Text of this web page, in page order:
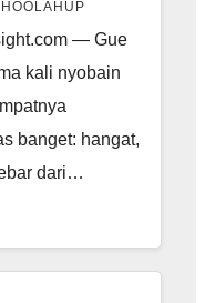
— Gue
kali nyobain
banget: hangat,
dari…